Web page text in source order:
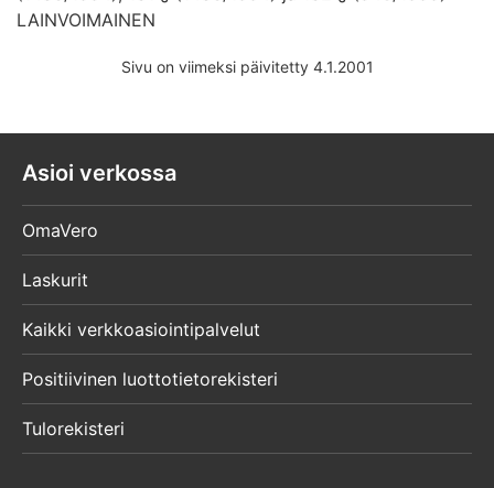
LAINVOIMAINEN
Sivu on viimeksi päivitetty 4.1.2001
Asioi verkossa
OmaVero
Laskurit
Kaikki verkkoasiointipalvelut
Positiivinen luottotietorekisteri
Tulorekisteri